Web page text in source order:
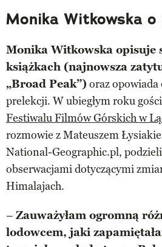
Monika Witkowska o
Monika Witkowska opisuje
książkach (najnowsza
„Broad Peak”) oraz opowiada
prelekcji. W ubiegłym roku
Festiwalu Filmów Górskich w
rozmowie z Mateuszem
National-Geographic.pl,
obserwacjami dotyczącymi
Himalajach.
– Zauważyłam ogromną
lodowcem, jaki